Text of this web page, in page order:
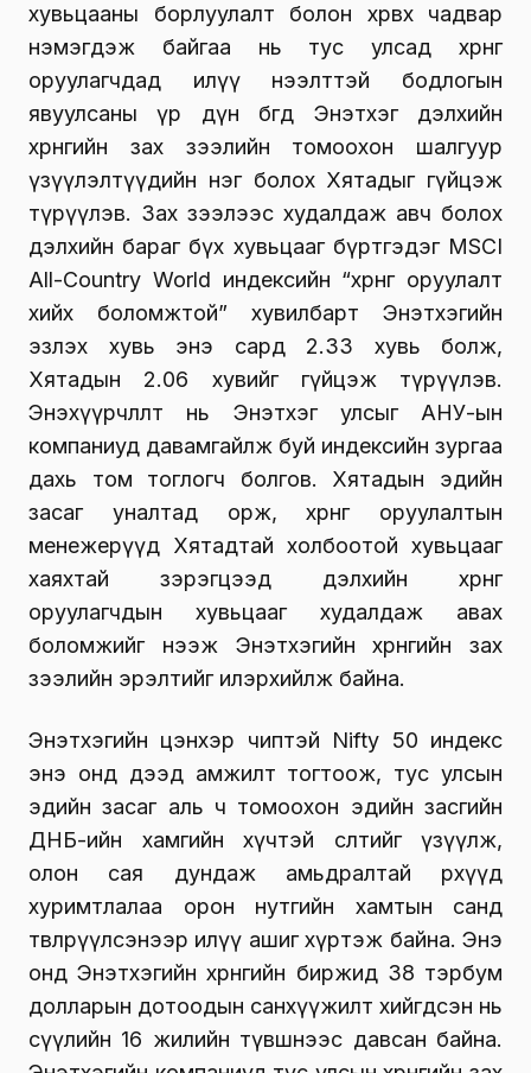
хувьцааны борлуулалт болон хөрвөх чадвар
нэмэгдэж байгаа нь тус улсад хөрөнгө
оруулагчдад илүү нээлттэй бодлогын
явуулсаны үр дүн бөгөөд Энэтхэг дэлхийн
хөрөнгийн зах зээлийн томоохон шалгуур
үзүүлэлтүүдийн нэг болох Хятадыг гүйцэж
түрүүлэв. Зах зээлээс худалдаж авч болох
дэлхийн бараг бүх хувьцааг бүртгэдэг MSCI
All-Country World индексийн “хөрөнгө оруулалт
хийх боломжтой” хувилбарт Энэтхэгийн
эзлэх хувь энэ сард 2.33 хувь болж,
Хятадын 2.06 хувийг гүйцэж түрүүлэв.
Энэхүүөөрчлөлт нь Энэтхэг улсыг АНУ-ын
компаниуд давамгайлж буй индексийн зургаа
дахь том тоглогч болгов. Хятадын эдийн
засаг уналтад орж, хөрөнгө оруулалтын
менежерүүд Хятадтай холбоотой хувьцааг
хаяхтай зэрэгцээд дэлхийн хөрөнгө
оруулагчдын хувьцааг худалдаж авах
боломжийг нээж Энэтхэгийн хөрөнгийн зах
зээлийн эрэлтийг илэрхийлж байна.
Энэтхэгийн цэнхэр чиптэй Nifty 50 индекс
энэ онд дээд амжилт тогтоож, тус улсын
эдийн засаг аль ч томоохон эдийн засгийн
ДНБ-ийн хамгийн хүчтэй өсөлтийг үзүүлж,
олон сая дундаж амьдралтай өрхүүд
хуримтлалаа орон нутгийн хамтын санд
төвлөрүүлсэнээр илүү ашиг хүртэж байна. Энэ
онд Энэтхэгийн хөрөнгийн биржид 38 тэрбум
долларын дотоодын санхүүжилт хийгдсэн нь
сүүлийн 16 жилийн түвшнээс давсан байна.